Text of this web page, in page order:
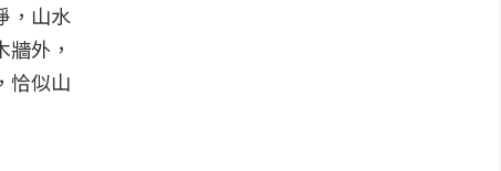
，山水
外，
恰似山